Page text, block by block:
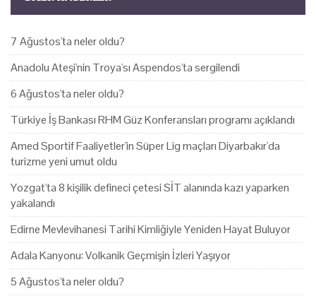
7 Ağustos'ta neler oldu?
Anadolu Ateşi'nin Troya'sı Aspendos'ta sergilendi
6 Ağustos'ta neler oldu?
Türkiye İş Bankası RHM Güz Konferansları programı açıklandı
Amed Sportif Faaliyetler'in Süper Lig maçları Diyarbakır'da
turizme yeni umut oldu
Yozgat'ta 8 kişilik defineci çetesi SİT alanında kazı yaparken
yakalandı
Edirne Mevlevihanesi Tarihi Kimliğiyle Yeniden Hayat Buluyor
Adala Kanyonu: Volkanik Geçmişin İzleri Yaşıyor
5 Ağustos'ta neler oldu?